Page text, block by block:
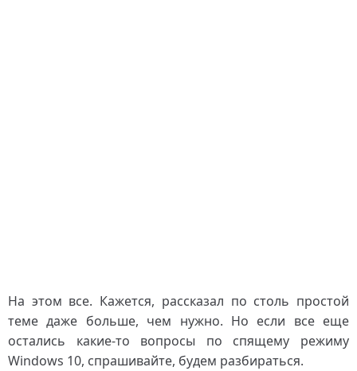
На этом все. Кажется, рассказал по столь простой
теме даже больше, чем нужно. Но если все еще
остались какие-то вопросы по спящему режиму
Windows 10, спрашивайте, будем разбираться.